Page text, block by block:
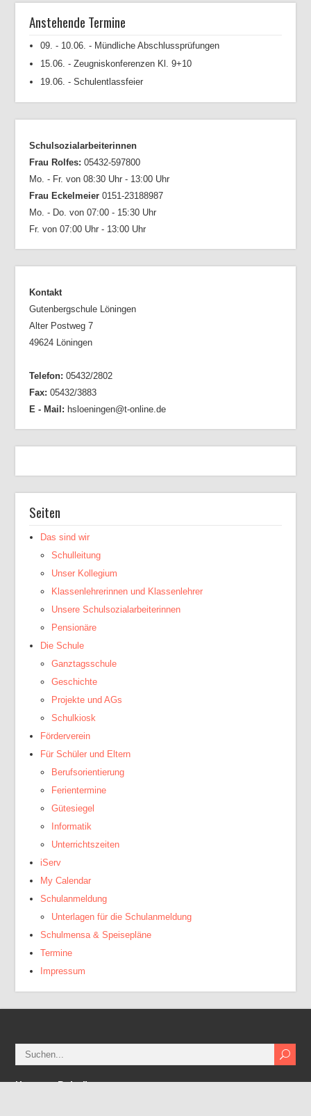
Anstehende Termine
09. - 10.06. - Mündliche Abschlussprüfungen
15.06. - Zeugniskonferenzen Kl. 9+10
19.06. - Schulentlassfeier
Schulsozialarbeiterinnen
Frau Rolfes:05432-597800
Mo. - Fr. von 08:30 Uhr - 13:00 Uhr
Frau Eckelmeier 0151-23188987
Mo. - Do. von 07:00 - 15:30 Uhr
Fr. von 07:00 Uhr - 13:00 Uhr
Kontakt
Gutenbergschule Löningen
Alter Postweg 7
49624 Löningen
Telefon: 05432/2802
Fax: 05432/3883
E - Mail: hsloeningen@t-online.de
Seiten
Das sind wir
Schulleitung
Unser Kollegium
Klassenlehrerinnen und Klassenlehrer
Unsere Schulsozialarbeiterinnen
Pensionäre
Die Schule
Ganztagsschule
Geschichte
Projekte und AGs
Schulkiosk
Förderverein
Für Schüler und Eltern
Berufsorientierung
Ferientermine
Gütesiegel
Informatik
Unterrichtszeiten
iServ
My Calendar
Schulanmeldung
Unterlagen für die Schulanmeldung
Schulmensa & Speisepläne
Termine
Impressum
Neueste Beiträge